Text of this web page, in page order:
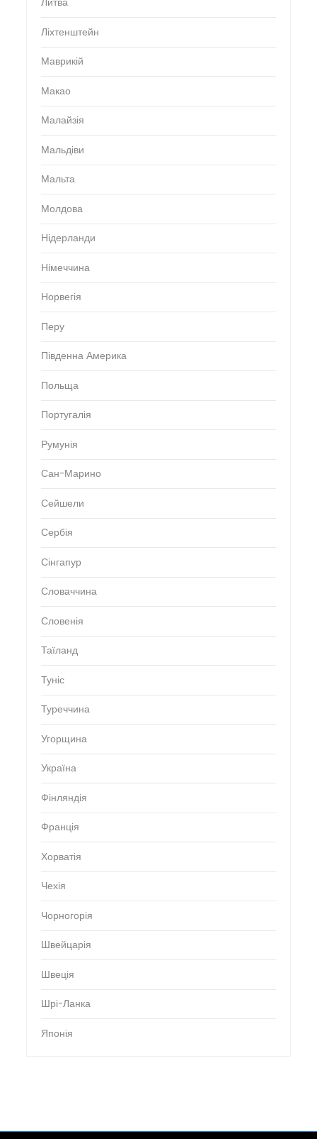
Ліхтенштейн
Маврикій
Макао
Малайзія
Мальдіви
Мальта
Молдова
Нідерланди
Німеччина
Норвегія
Перу
Південна Америка
Польща
Португалія
Румунія
Сан-Марино
Сейшели
Сербія
Сінгапур
Словаччина
Словенія
Таїланд
Туніс
Туреччина
Угорщина
Україна
Фінляндія
Франція
Хорватія
Чехія
Чорногорія
Швейцарія
Швеція
Шрі-Ланка
Японія